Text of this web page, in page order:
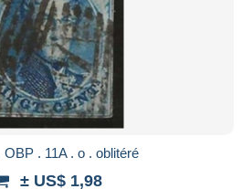
OBP . 11A . o . oblitéré
± US$ 1,98